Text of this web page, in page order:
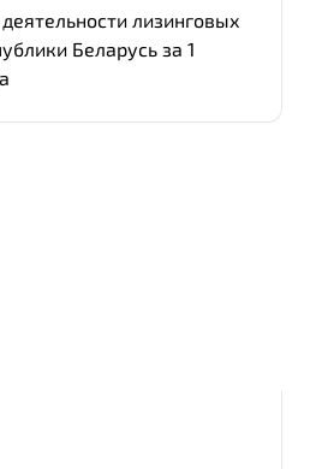
лизинговых
Беларусь за 1